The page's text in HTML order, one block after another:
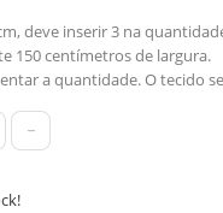
deve inserir 3 na
150 centímetros de largura.
a quantidade. O tecido
-